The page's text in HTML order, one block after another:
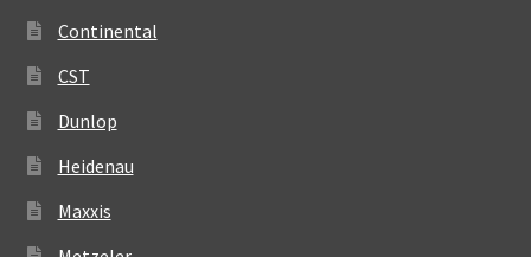
Continental
CST
Dunlop
Heidenau
Maxxis